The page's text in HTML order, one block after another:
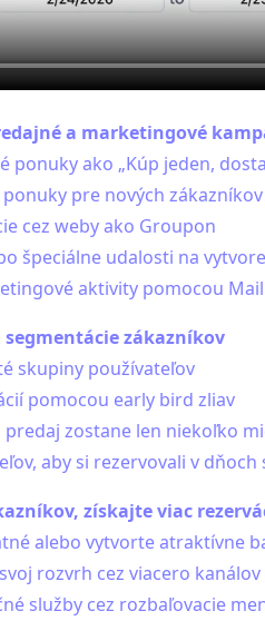
a marketingové
ponuky ako „Kúp jeden,
pre nových zákazníkov
cez weby ako Groupon
špeciálne udalosti na
aktivity pomocou
zákazníkov
skupiny používateľov
pomocou early bird zliav
predaj zostane len niekoľko
aby si rezervovali v
získajte viac
alebo vytvorte atraktívne
rozvrh cez viacero kanálov
služby cez rozbaľovacie